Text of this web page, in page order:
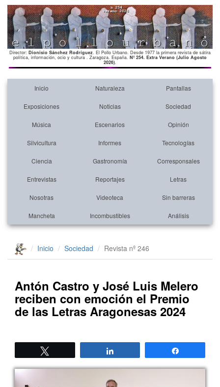
Director: Dionisio Sánchez Rodríguez. El Pollo Urbano. Desde 1977 la primera revista de sátira
política, información, ocio y cultura . Zaragoza. España. Nº 254. Extra Verano (Julio Agosto
2026).
Inicio Naturaleza Pantallas
Exposiciones Noticias Sociedad
Música Escenarios Opinión
Silvicultura Informes Tecnologías
Ciencia Gastronomía Corresponsales
Entrevistas Reportajes Letras
Nosotras Videoteca Sin barreras
Mancheta Incombustibles Análisis
Inicio Sociedad Revista nº 246
Antón Castro y José Luis Melero
reciben con emoción el Premio
de las Letras Aragonesas 2024